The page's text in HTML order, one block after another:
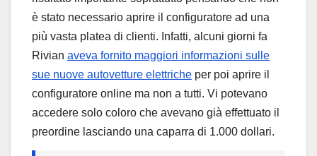
è stato necessario aprire il configuratore ad una
più vasta platea di clienti. Infatti, alcuni giorni fa
Rivian aveva fornito maggiori informazioni sulle
sue nuove autovetture elettriche per poi aprire il
configuratore online ma non a tutti. Vi potevano
accedere solo coloro che avevano già effettuato il
preordine lasciando una caparra di 1.000 dollari.